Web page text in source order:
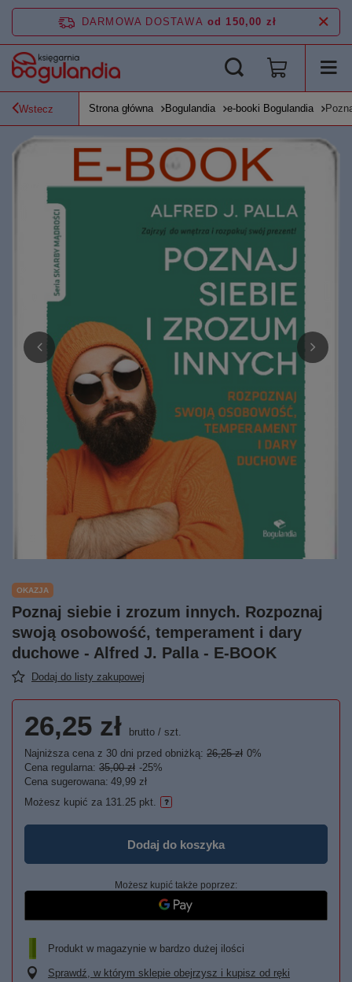
DARMOWA DOSTAWA od 150,00 zł
Wstecz Strona główna Bogulandia e-booki Bogulandia
OKAZJA
Poznaj siebie i zrozum innych. Rozpoznaj
swoją osobowość, temperament i dary
duchowe - Alfred J. Palla - E-BOOK
Dodaj do listy zakupowej
26,25 zł brutto / szt.
Najniższa cena z 30 dni przed obniżką: 26,25 zł 0%
Cena regularna: 35,00 zł -25%
Cena sugerowana: 49,99 zł
Możesz kupić za 131.25 pkt.
Dodaj do koszyka
Możesz kupić także poprzez:
Produkt w magazynie w bardzo dużej ilości
Sprawdź, w którym sklepie obejrzysz i kupisz od ręki